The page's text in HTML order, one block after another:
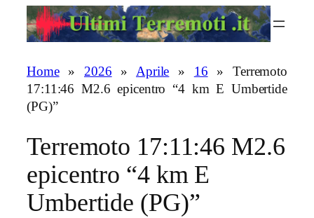
Home» 2026 » Aprile » 16 » Terremoto
17:11:46 M2.6 epicentro “4 km E Umbertide
(PG)”
Terremoto 17:11:46 M2.6
epicentro “4 km E
Umbertide (PG)”